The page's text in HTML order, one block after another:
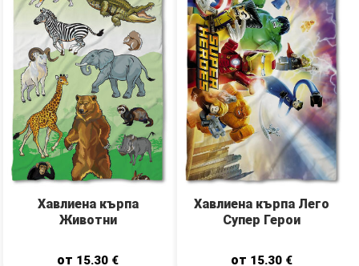
Хавлиена кърпа
Животни
от 15.30 €
Хавлиена кърпа Лего
Супер Герои
от 15.30 €